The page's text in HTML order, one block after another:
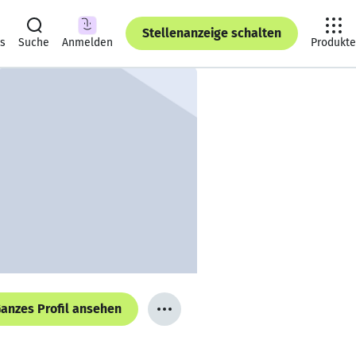
Suche Anmelden
Stellenanzeige schalten
Produkte
Profil ansehen